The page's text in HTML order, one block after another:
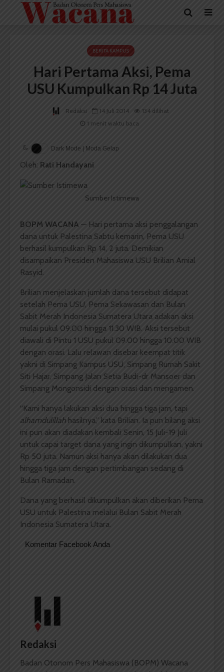
BERITA KAMPUS
Hari Pertama Aksi, Pema
USU Kumpulkan Rp 14 Juta
Redaksi 14 Juli 2014
134 dilihat
1 menit waktu baca
Dark Mode | Moda Gelap
Oleh: Rati Handayani
Sumber Istimewa
BOPM WACANA — Hari pertama aksi penggalangan
dana untuk Palestina Sabtu kemarin, Pema USU
berhasil kumpulkan Rp 14, 2 juta. Demikian
disampaikan Presiden Mahasiswa USU Brilian Amial
Rasyid.
Brilian menjelaskan jumlah dana tersebut didapat
setelah Pema USU, Pema Sekawasan dan Bulan
Sabit Merah Indonesia Sumatera Utara adakan aksi
mulai pukul 09.00 hingga 11.30 WIB. Aksi tersebut
diawali di Pintu 1 USU pukul 09.00 hingga 10.00 WIB
dengan orasi. Lalu relawan disebar keempat titik
yakni di Simpang Kampus USU, Simpang Rumah Sakit
Siti Hajar, Simpang Jalan Setia Budi-dr Mansoer dan
Simpang Mongonsidi dengan orasi dan mengamen.
“Kami hanya lakukan aksi dua hingga tiga jam, tapi
alhamdulillah hasilnya,” kata Brilian. Ia pun bilang aksi
ini pun akan diadakan kembali Senin, 15 Juli-19 Juli
untuk capai target dana yang ingin dikumpulkan, yakni
Rp 50 juta. Namun aksi hanya akan dilakukan dua
hingga tiga jam dengan pertimbangan sedang di
Bulan Ramadan.
Dana yang berhasil dikumpulkan akan diberikan Pema
USU untuk Palestina melalui Bulan Sabit Merah
Indonesia Sumatera Utara.
Komentar Facebook Anda
Redaksi
Badan Otonom Pers Mahasiswa (BOPM) Wacana